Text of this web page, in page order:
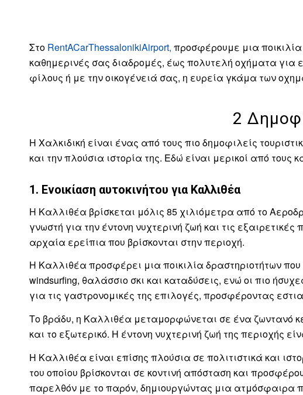
Στο RentACarThessalonikiAirport, προσφέρουμε μια
καθημερινές σας διαδρομές, έως πολυτελή οχήματα για
φίλους ή με την οικογένειά σας, η ευρεία γκάμα των
2
Η Χαλκιδική είναι ένας από τους πιο δημοφιλείς
και την πλούσια ιστορία της. Εδώ είναι μερικοί από
1. Ενοικίαση αυτοκινήτου για Καλλιθέα
Η Καλλιθέα βρίσκεται μόλις 85 χιλιόμετρα από το
γνωστή για την έντονη νυχτερινή ζωή και τις
αρχαία ερείπια που βρίσκονται στην περιοχή.
Η Καλλιθέα προσφέρει μια ποικιλία δραστηριοτήτων
windsurfing, θαλάσσιο σκι και καταδύσεις, ενώ οι πιο
για τις γαστρονομικές της επιλογές, προσφέροντας
Το βράδυ, η Καλλιθέα μεταμορφώνεται σε ένα ζωντανό
και το εξωτερικό. Η έντονη νυχτερινή ζωή της περιοχής
Η Καλλιθέα είναι επίσης πλούσια σε πολιτιστικά και
του οποίου βρίσκονται σε κοντινή απόσταση και
παρελθόν με το παρόν, δημιουργώντας μια ατμόσφαιρα